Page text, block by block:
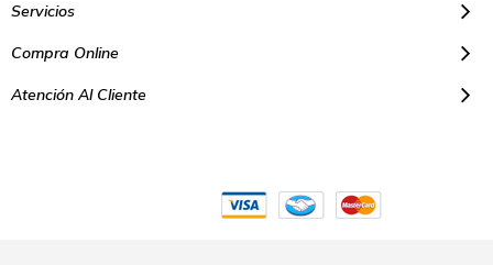
Servicios
Compra Online
Atención Al Cliente